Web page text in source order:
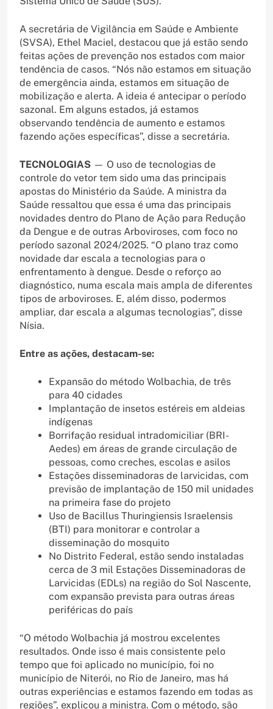
A secretária de Vigilância em Saúde e Ambiente
(SVSA), Ethel Maciel, destacou que já estão sendo
feitas ações de prevenção nos estados com maior
tendência de casos. “Nós não estamos em situação
de emergência ainda, estamos em situação de
mobilização e alerta. A ideia é antecipar o período
sazonal. Em alguns estados, já estamos
observando tendência de aumento e estamos
fazendo ações específicas”, disse a secretária.
TECNOLOGIAS — O uso de tecnologias de
controle do vetor tem sido uma das principais
apostas do Ministério da Saúde. A ministra da
Saúde ressaltou que essa é uma das principais
novidades dentro do Plano de Ação para Redução
da Dengue e de outras Arboviroses, com foco no
período sazonal 2024/2025. “O plano traz como
novidade dar escala a tecnologias para o
enfrentamento à dengue. Desde o reforço ao
diagnóstico, numa escala mais ampla de diferentes
tipos de arboviroses. E, além disso, podermos
ampliar, dar escala a algumas tecnologias”, disse
Nísia.
Entre as ações, destacam-se:
Expansão do método Wolbachia, de três
para 40 cidades
Implantação de insetos estéreis em aldeias
indígenas
Borrifação residual intradomiciliar (BRI-
Aedes) em áreas de grande circulação de
pessoas, como creches, escolas e asilos
Estações disseminadoras de larvicidas, com
previsão de implantação de 150 mil unidades
na primeira fase do projeto
Uso de Bacillus Thuringiensis Israelensis
(BTI) para monitorar e controlar a
disseminação do mosquito
No Distrito Federal, estão sendo instaladas
cerca de 3 mil Estações Disseminadoras de
Larvicidas (EDLs) na região do Sol Nascente,
com expansão prevista para outras áreas
periféricas do país
“O método Wolbachia já mostrou excelentes
resultados. Onde isso é mais consistente pelo
tempo que foi aplicado no município, foi no
município de Niterói, no Rio de Janeiro, mas há
outras experiências e estamos fazendo em todas as
regiões”, explicou a ministra. Com o método, são